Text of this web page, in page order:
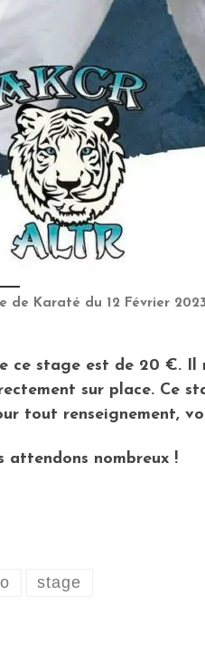
de Karaté du 12 Février 2023
ce stage est de 20 €. Il
sur place. Ce
tout renseignement,
attendons nombreux !
stage